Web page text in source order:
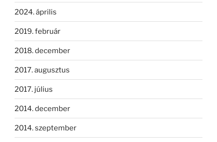
2024. április
2019. február
2018. december
2017. augusztus
2017. július
2014. december
2014. szeptember